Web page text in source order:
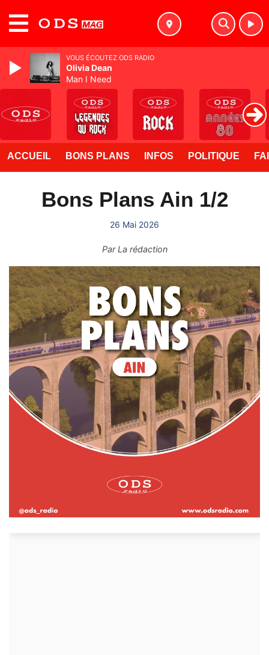
ACCUEIL BONS PLANS INFOS POLITIQUE
Bons Plans Ain 1/2
26 Mai 2026
ParLa rédaction
VOUS ÉCOUTEZ ODS RADIO
Olivia Dean
Man I Need